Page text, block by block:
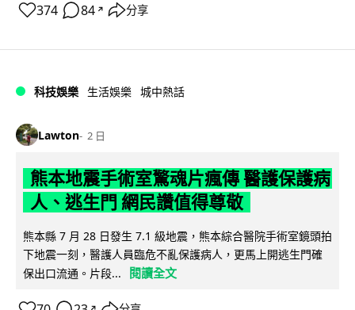
374 84 ↗ 分享
科技娛樂 生活娛樂 城中熱話
Lawton 2 日
熊本地震手術室驚魂片瘋傳 醫護保護病
人、逃生門 網民讚值得尊敬
熊本縣 7 月 28 日發生 7.1 級地震，熊本綜合醫院手術室鏡頭拍
下地震一刻，醫護人員臨危不亂保護病人，更馬上開逃生門確
保出口流通。片段...
閱讀全文